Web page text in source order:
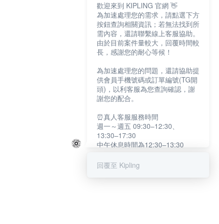
歡迎來到 KIPLING 官網 👋
為加速處理您的需求，請點選下方
按鈕查詢相關資訊；若無法找到所
需內容，還請聯繫線上客服協助。
由於目前案件量較大，回覆時間較
長，感謝您的耐心等候！
為加速處理您的問題，還請協助提
供會員手機號碼或訂單編號(TG開
頭)，以利客服為您查詢確認，謝
謝您的配合。
⏰真人客服服務時間
週一～週五 09:30–12:30、
13:30–17:30
中午休息時間為12:30–13:30
提醒您：系統會自動已讀訊息，如
回覆至 Kipling